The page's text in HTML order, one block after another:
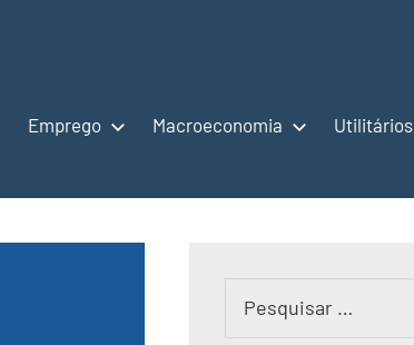
Emprego Macroeconomia Utilitários